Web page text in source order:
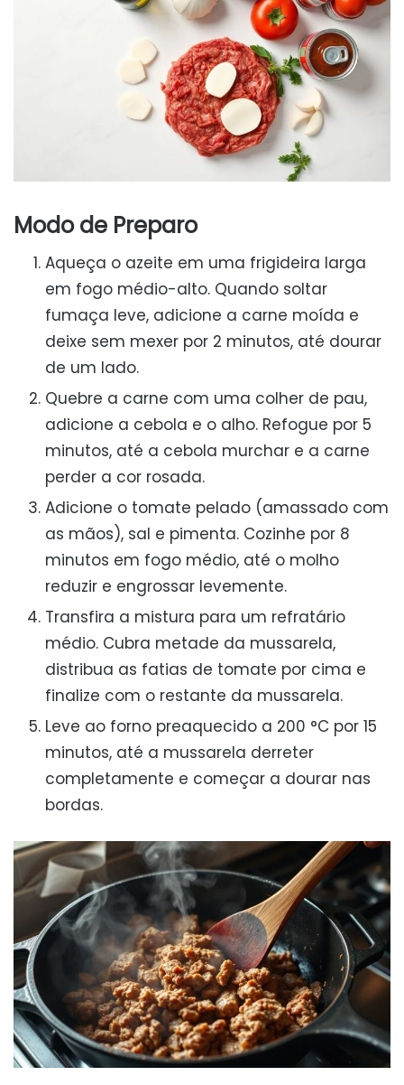
Modo de Preparo
Aqueça o azeite em uma frigideira larga
em fogo médio-alto. Quando soltar
fumaça leve, adicione a carne moída e
deixe sem mexer por 2 minutos, até dourar
de um lado.
Quebre a carne com uma colher de pau,
adicione a cebola e o alho. Refogue por 5
minutos, até a cebola murchar e a carne
perder a cor rosada.
Adicione o tomate pelado (amassado com
as mãos), sal e pimenta. Cozinhe por 8
minutos em fogo médio, até o molho
reduzir e engrossar levemente.
Transfira a mistura para um refratário
médio. Cubra metade da mussarela,
distribua as fatias de tomate por cima e
finalize com o restante da mussarela.
Leve ao forno preaquecido a 200 °C por 15
minutos, até a mussarela derreter
completamente e começar a dourar nas
bordas.